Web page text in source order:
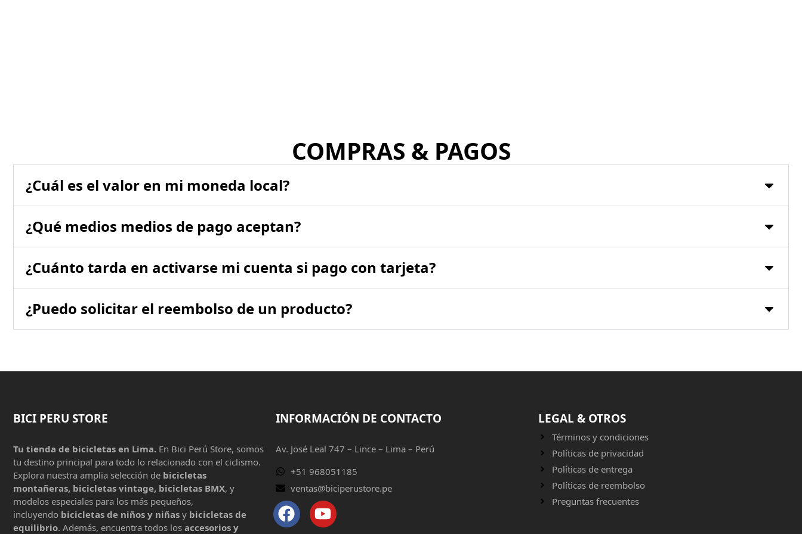
COMPRAS & PAGOS
¿Cuál es el valor en mi moneda local?
¿Qué medios medios de pago aceptan?
¿Cuánto tarda en activarse mi cuenta si pago con tarjeta?
¿Puedo solicitar el reembolso de un producto?
BICI PERU STORE
Tu tienda de bicicletas en Lima. En Bici Perú Store, somos
tu destino principal para todo lo relacionado con el ciclismo.
Explora nuestra amplia selección de bicicletas
montañeras, bicicletas vintage, bicicletas BMX, y
modelos especiales para los más pequeños,
incluyendo bicicletas de niños y niñas y bicicletas de
equilibrio. Además, encuentra todos los accesorios y
INFORMACIÓN DE CONTACTO
Av. José Leal 747 – Lince – Lima – Perú
+51 968051185
ventas@biciperustore.pe
LEGAL & OTROS
Términos y condiciones
Políticas de privacidad
Políticas de entrega
Políticas de reembolso
Preguntas frecuentes